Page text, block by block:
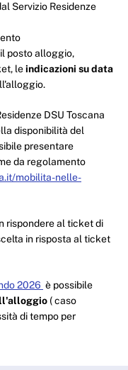
Servizio Residenze
posto alloggio,
leindicazioni su data
DSU Toscana
disponibilità del
presentare
da regolamento
mobilita-nelle-
rispondere al ticket di
in risposta al ticket
2026 è possibile
( caso
di tempo per